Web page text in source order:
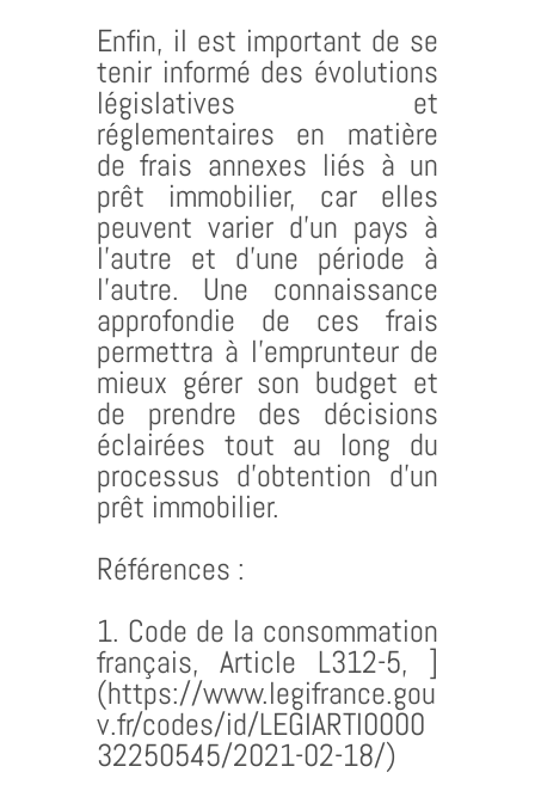
Enfin, il est important de se
tenir informé des évolutions
législatives et
réglementaires en matière
de frais annexes liés à un
prêt immobilier, car elles
peuvent varier d’un pays à
l’autre et d’une période à
l’autre. Une connaissance
approfondie de ces frais
permettra à l’emprunteur de
mieux gérer son budget et
de prendre des décisions
éclairées tout au long du
processus d’obtention d’un
prêt immobilier.
Références :
1. Code de la consommation
français, Article L312-5, ]
(https://www.legifrance.gou
v.fr/codes/id/LEGIARTI0000
32250545/2021-02-18/)